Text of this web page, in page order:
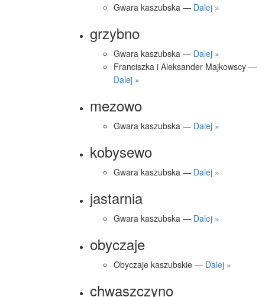
Gwara kaszubska — Dalej »
grzybno
Gwara kaszubska — Dalej »
Franciszka i Aleksander Majkowscy —
Dalej »
mezowo
Gwara kaszubska — Dalej »
kobysewo
Gwara kaszubska — Dalej »
jastarnia
Gwara kaszubska — Dalej »
obyczaje
Obyczaje kaszubskie — Dalej »
chwaszczyno